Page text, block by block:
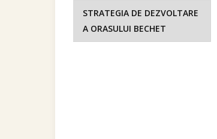
STRATEGIA DE DEZVOLTARE
A ORASULUI BECHET